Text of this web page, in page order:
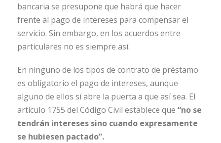
bancaria se presupone que habrá que hacer
frente al pago de intereses para compensar el
servicio. Sin embargo, en los acuerdos entre
particulares no es siempre así.
En ninguno de los tipos de contrato de préstamo
es obligatorio el pago de intereses, aunque
alguno de ellos sí abre la puerta a que así sea. El
artículo 1755 del Código Civil establece que “no se
tendrán intereses sino cuando expresamente
se hubiesen pactado”.